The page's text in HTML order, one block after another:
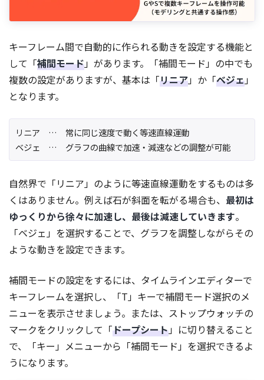
キーフレーム間で自動的に作られる動きを設定する機能と
して「補間モード」があります。「補間モード」の中でも
複数の設定がありますが、基本は「リニア」か「ベジェ」
となります。
リニア … 常に同じ速度で動く等速直線運動
ベジェ … グラフの曲線で加速・減速などの調整が可能
自然界で「リニア」のように等速直線運動をするものは多
くはありません。例えば石が斜面を転がる場合も、 最初は
ゆっくりから徐々に加速し、最後は減速していきます。
「ベジェ」を選択することで、グラフを調整しながらその
ような動きを設定できます。
補間モードの設定をするには、タイムラインエディターで
キーフレームを選択し、「T」キーで補間モード選択のメ
ニューを表示させましょう。または、ストップウォッチの
マークをクリックして「ドープシート」に切り替えること
で、「キー」メニューから「補間モード」を選択できるよ
うになります。